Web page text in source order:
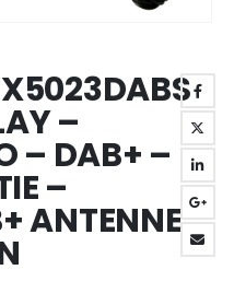
–
– DAB+ –
–
ANTENNE